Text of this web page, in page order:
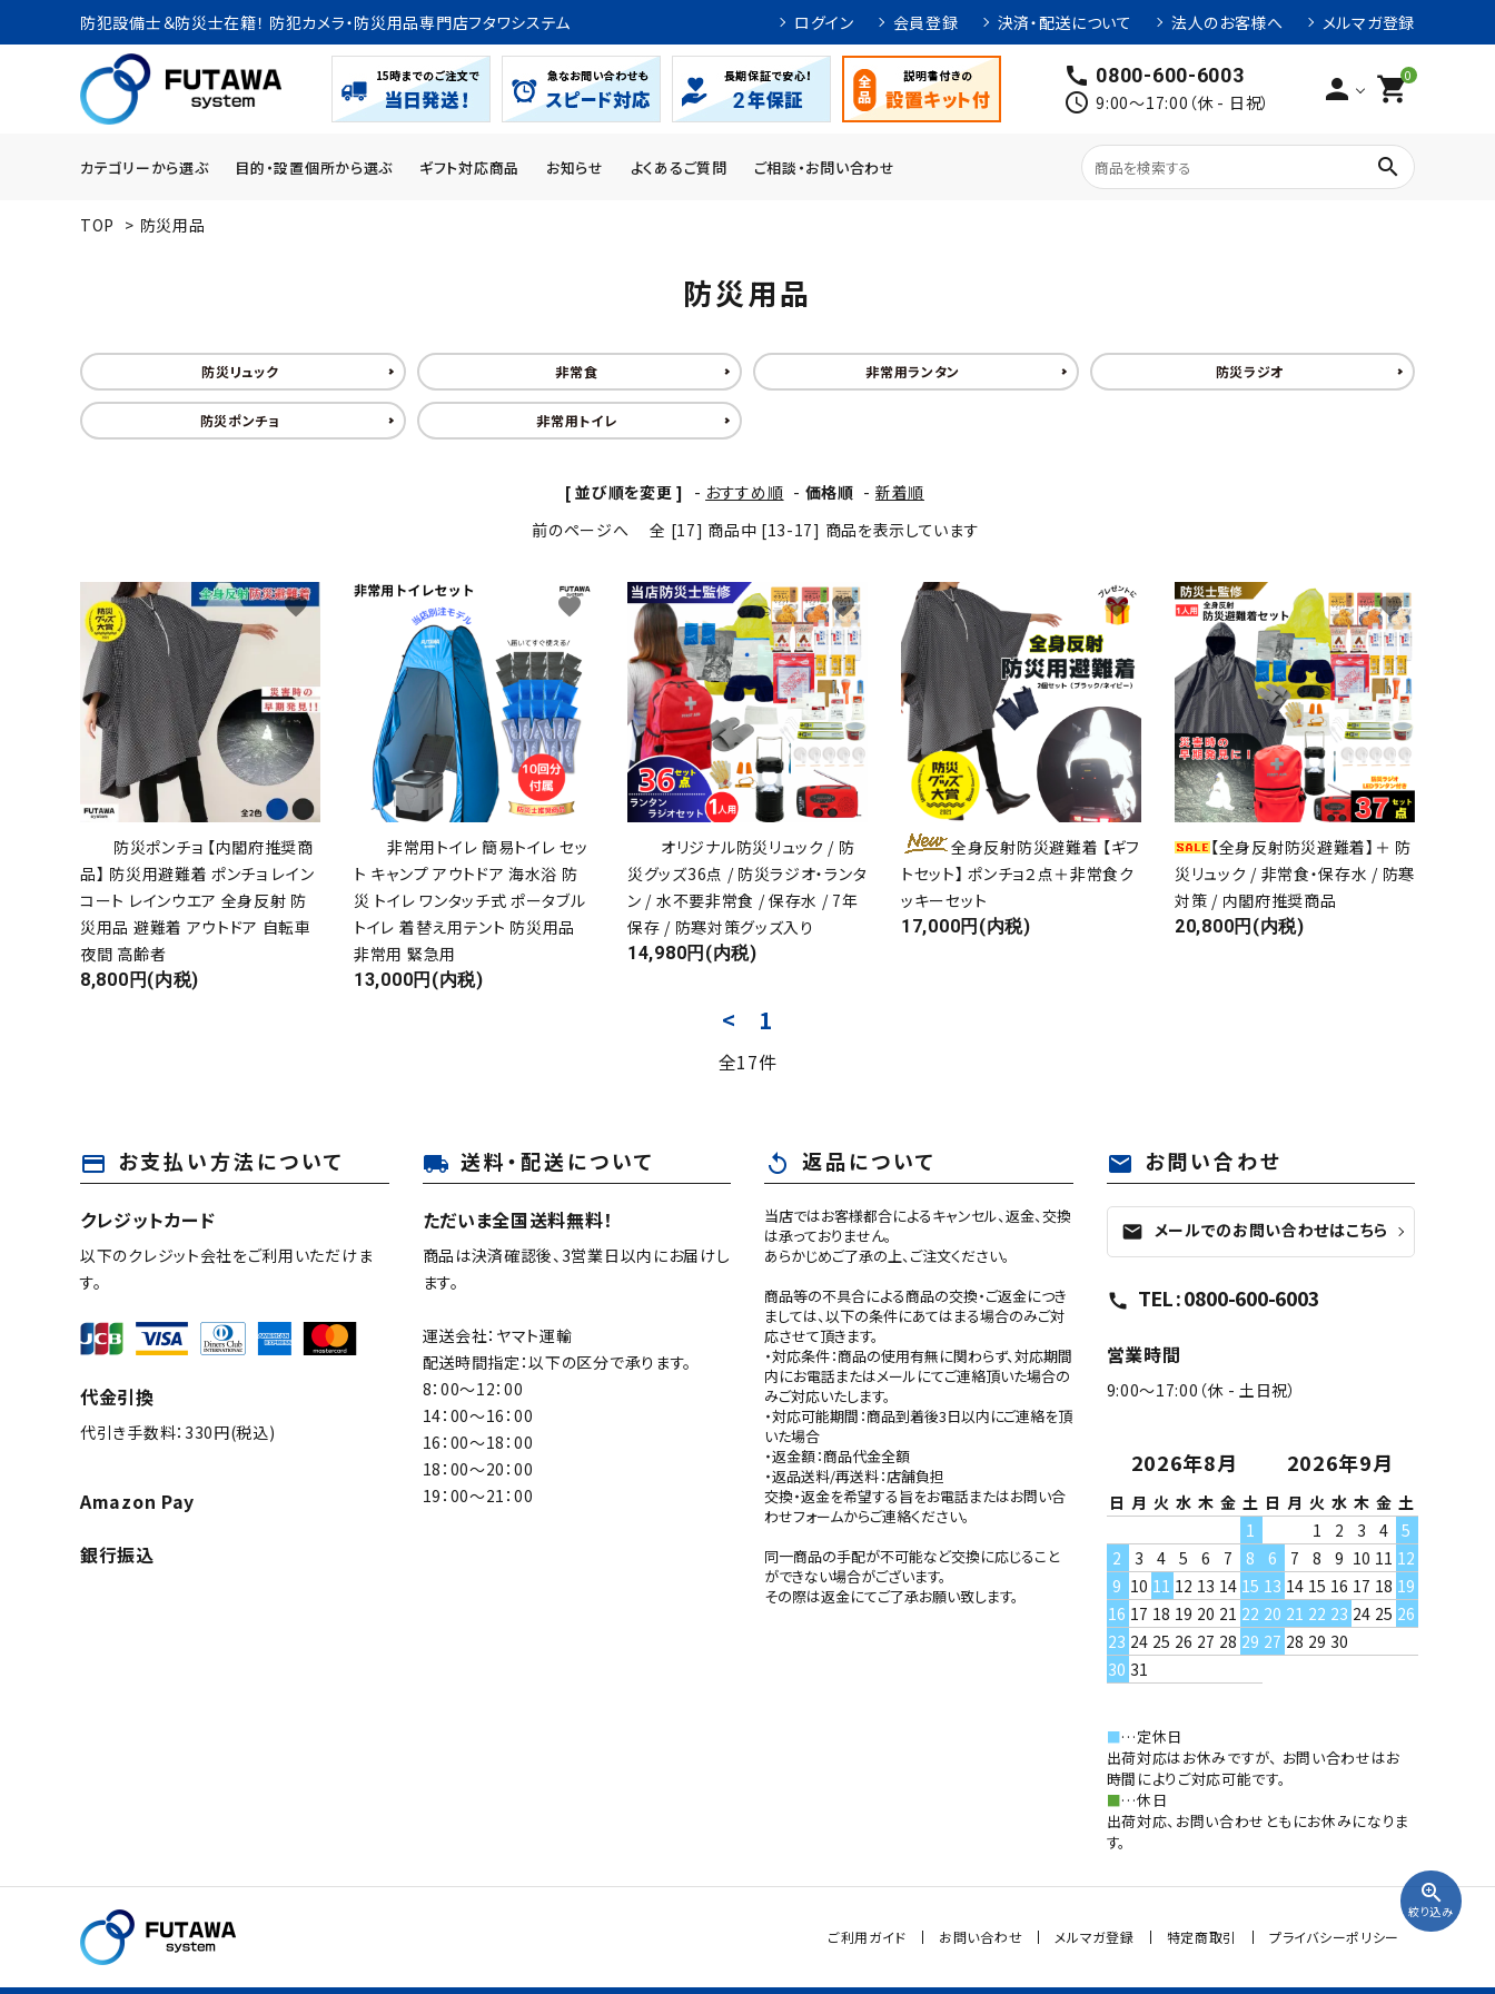
防犯設備士＆防災士在籍！ 防犯カメラ・防災用品専門店フタワシステム ログイン 会員登録 決済・配送について 法人のお客様へ メルマガ登録
call 0800-600-6003
schedule 9:00～17:00（休 - 日祝） person 0
shopping_cart
カテゴリーから選ぶ 目的・設置個所から選ぶ ギフト対応商品 お知らせ よくあるご質問 ご相談・お問い合わせ search
ログイン person 新規会員登録
よくあるご質問
ご相談・お問い合わせ
決済・送料について
プライバシーポリシー
特定商取引法について
0800-600-6003
9:00～17:00（休 -日祝）
TOP > 防災用品
防災用品
防災リュック 非常食 非常用ランタン 防災ラジオ
防災ポンチョ 非常用トイレ
[ 並び順を変更 ] - おすすめ順 - 価格順 - 新着順
前のページへ
全 [17] 商品中 [13-17] 商品を表示しています
防災ポンチョ 【内閣府推奨商
品】 防災用避難着 ポンチョ レイン
コート レインウエア 全身反射 防
災用品 避難着 アウトドア 自転車
夜間 高齢者
8,800円(内税)
favorite
非常用トイレ 簡易トイレ セッ
ト キャンプ アウトドア 海水浴 防
災 トイレ ワンタッチ式 ポータブル
トイレ 着替え用テント 防災用品
非常用 緊急用
13,000円(内税)
favorite
オリジナル防災リュック / 防
災グッズ36点 / 防災ラジオ・ランタ
ン / 水不要非常食 / 保存水 / 7年
保存 / 防寒対策グッズ入り
14,980円(内税)
favorite
全身反射防災避難着 【ギフ
トセット】 ポンチョ２点＋非常食ク
ッキーセット
17,000円(内税)
favorite
【全身反射防災避難着】＋ 防
災リュック / 非常食・保存水 / 防寒
対策 / 内閣府推奨商品
20,800円(内税)
favorite
< 1
全17件
zoom_in
絞り込み
キーワード
検索する
payment お支払い方法について
クレジットカード
以下のクレジット会社をご利用いただけま
す。
代金引換
代引き手数料：330円(税込)
Amazon Pay
銀行振込
local_shipping 送料・配送について
ただいま全国送料無料！
商品は決済確認後、3営業日以内にお届けし
ます。
運送会社：ヤマト運輸
配送時間指定：以下の区分で承ります。
8：00～12：00
14：00～16：00
16：00～18：00
18：00～20：00
19：00～21：00
replay 返品について
当店ではお客様都合によるキャンセル、返金、交換
は承っておりません。
あらかじめご了承の上、ご注文ください。
商品等の不具合による商品の交換・ご返金につき
ましては、以下の条件にあてはまる場合のみご対
応させて頂きます。
・対応条件：商品の使用有無に関わらず、対応期間
内にお電話またはメールにてご連絡頂いた場合の
みご対応いたします。
・対応可能期間：商品到着後3日以内にご連絡を頂
いた場合
・返金額：商品代金全額
・返品送料/再送料：店舗負担
交換・返金を希望する旨をお電話またはお問い合
わせフォームからご連絡ください。
同一商品の手配が不可能など交換に応じること
ができない場合がございます。
その際は返金にてご了承お願い致します。
mail お問い合わせ
mail メールでのお問い合わせはこちら
call TEL : 0800-600-6003
営業時間
9:00～17:00（休 - 土日祝）
2026年8月
日 月 火 水 木 金 土
1
2
3 4 5 6 7
8
9 10 11 12 13 14 15
16 17 18 19 20 21 22
23 24 25 26 27 28 29
30 31
2026年9月
日 月 火 水 木 金 土
1
2 3 4
5
6
7 8 9 10 11 12
13 14 15 16 17 18 19
20 21 22 23 24 25 26
27 28 29 30
■…定休日
出荷対応はお休みですが、 お問い合わせはお
時間によりご対応可能です。
■…休日
出荷対応、お問い合わせともにお休みになりま
す。
ご利用ガイド お問い合わせ メルマガ登録 特定商取引 プライバシーポリシー